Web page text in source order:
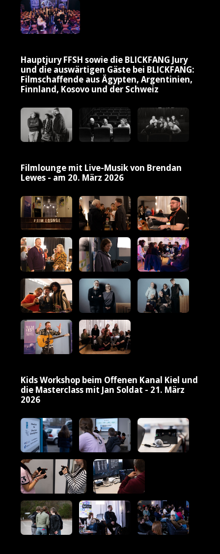
Hauptjury FFSH sowie die BLICKFANG Jury
und die auswärtigen Gäste bei BLICKFANG:
Filmschaffende aus Ägypten, Argentinien,
Finnland, Kosovo und der Schweiz
Filmlounge mit Live-Musik von Brendan
Lewes - am 20. März 2026
Kids Workshop beim Offenen Kanal Kiel und
die Masterclass mit Jan Soldat - 21. März
2026